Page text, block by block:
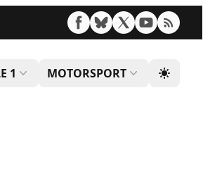
1 MOTORSPORT